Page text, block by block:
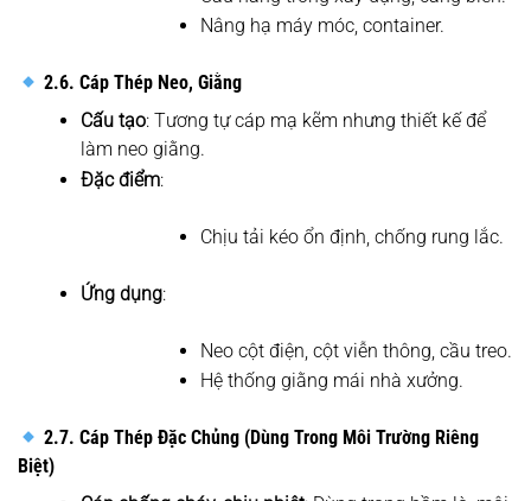
Nâng hạ máy móc, container.
2.6. Cáp Thép Neo, Giằng
Cấu tạo: Tương tự cáp mạ kẽm nhưng thiết kế để
làm neo giằng.
Đặc điểm:
Chịu tải kéo ổn định, chống rung lắc.
Ứng dụng:
Neo cột điện, cột viễn thông, cầu treo.
Hệ thống giằng mái nhà xưởng.
2.7. Cáp Thép Đặc Chủng (Dùng Trong Môi Trường Riêng
Biệt)